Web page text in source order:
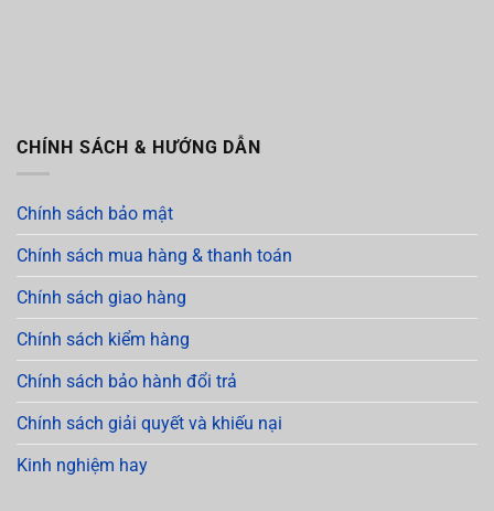
CHÍNH SÁCH & HƯỚNG DẪN
Chính sách bảo mật
Chính sách mua hàng & thanh toán
Chính sách giao hàng
Chính sách kiểm hàng
Chính sách bảo hành đổi trả
Chính sách giải quyết và khiếu nại
Kinh nghiệm hay